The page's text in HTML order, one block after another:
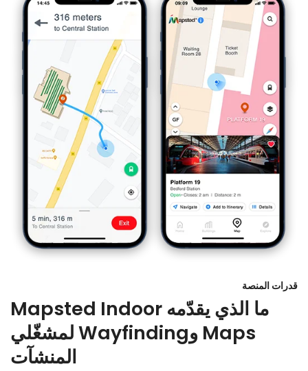
قدرات المنصة
ما الذي يقدّمه Mapsted Indoor
Maps وWayfinding لمشغّلي
المنشآت